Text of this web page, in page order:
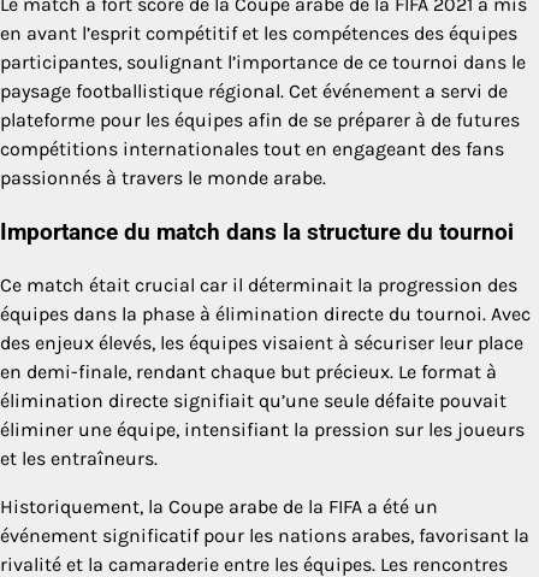
en avant l’esprit compétitif et les compétences des équipes
participantes, soulignant l’importance de ce tournoi dans le
paysage footballistique régional. Cet événement a servi de
plateforme pour les équipes afin de se préparer à de futures
compétitions internationales tout en engageant des fans
passionnés à travers le monde arabe.
Importance du match dans la structure du tournoi
Ce match était crucial car il déterminait la progression des
équipes dans la phase à élimination directe du tournoi. Avec
des enjeux élevés, les équipes visaient à sécuriser leur place
en demi-finale, rendant chaque but précieux. Le format à
élimination directe signifiait qu’une seule défaite pouvait
éliminer une équipe, intensifiant la pression sur les joueurs
et les entraîneurs.
Historiquement, la Coupe arabe de la FIFA a été un
événement significatif pour les nations arabes, favorisant la
rivalité et la camaraderie entre les équipes. Les rencontres